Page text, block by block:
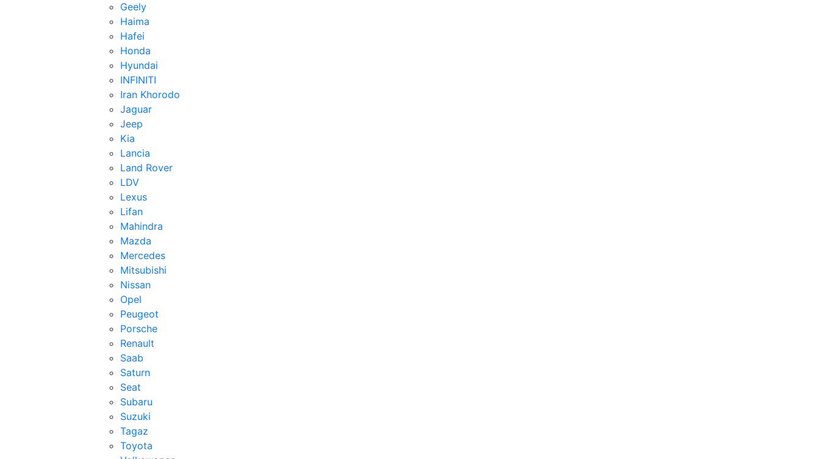
Geely
Haima
Hafei
Honda
Hyundai
INFINITI
Iran Khorodo
Jaguar
Jeep
Kia
Lancia
Land Rover
LDV
Lexus
Lifan
Mahindra
Mazda
Mercedes
Mitsubishi
Nissan
Opel
Peugeot
Porsche
Renault
Saab
Saturn
Seat
Subaru
Suzuki
Tagaz
Toyota